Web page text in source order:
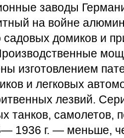
заводы
на войне
садовых домиков и
изготовлением
и легковых
лезвий.
танков, самолетов,
1936 г. — меньше,